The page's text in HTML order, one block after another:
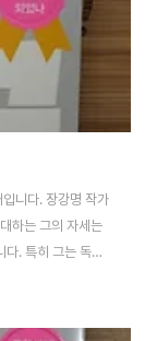
니다. 장강명 작가
하는 그의 자세는
다. 특히 그는 독자
이 있어요. 2016
달라는 내용의